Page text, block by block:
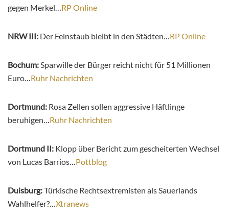
gegen Merkel…RP Online
NRW III: Der Feinstaub bleibt in den Städten…RP Online
Bochum:Sparwille der Bürger reicht nicht für 51 Millionen
Euro…Ruhr Nachrichten
Dortmund: Rosa Zellen sollen aggressive Häftlinge
beruhigen…Ruhr Nachrichten
Dortmund II: Klopp über Bericht zum gescheiterten Wechsel
von Lucas Barrios…Pottblog
Duisburg:Türkische Rechtsextremisten als Sauerlands
Wahlhelfer?…Xtranews